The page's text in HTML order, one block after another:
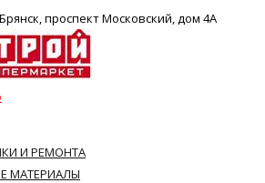
проспект Московский, дом 4А
И РЕМОНТА
МАТЕРИАЛЫ